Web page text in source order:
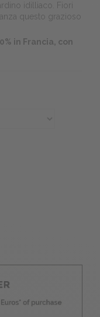
idilliaco. Fiori
questo grazioso
in Francia, con